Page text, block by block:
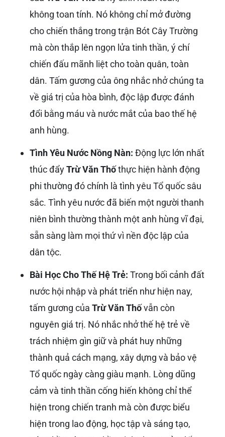
chứng sống động cho tinh thần “uống nước
nhớ nguồn” của dân tộc. Mỗi con đường, mỗi
ngôi nhà, mỗi con người ở đây đều mang trong
mình một phần câu chuyện về người anh hùng
đã hy sinh để tạo dựng nên hòa bình và phát
triển như ngày hôm nay. Việc quy hoạch công
nghiệp và khu dân cư tại
Xã Trừ Văn Thố
thể hiện tầm nhìn phát triển bền vững, kết hợp
hài hòa giữa tăng trưởng kinh tế và bảo tồn giá
trị lịch sử.
Ngoài ra, một số dữ liệu hình ảnh cũng nhắc
đến “Xã duy nhất ở TP.HCM mang tên anh
hùng liệt sĩTrừ Văn Thố”. Tuy nhiên, thông tin
về Xã Trừ Văn Thốở huyện Bàu Bàng, tỉnh
Bình Dương là nhất quán và rõ ràng trong các
cho thấy sự ghi nhận và tôn vinh người anh
hùng có thể được thể hiện qua nhiều hình thức
và ở nhiều địa phương khác nhau, khẳng định
tầm ảnh hưởng rộng lớn của tấm gương